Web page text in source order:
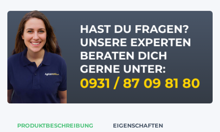
PRODUKTBESCHREIBUNG EIGENSCHAFTEN